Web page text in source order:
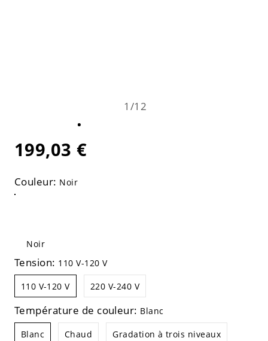
1 /12
199,03 €
Couleur: Noir
Noir
Tension: 110 V-120 V
110 V-120 V 220 V-240 V
Température de couleur: Blanc
Blanc Chaud Gradation à trois niveaux